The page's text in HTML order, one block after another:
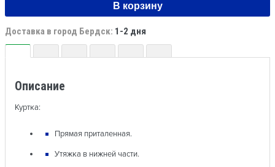
В корзину
Доставка в город Бердск: 1-2 дня
Описание
Куртка:
Прямая приталенная.
Утяжка в нижней части.